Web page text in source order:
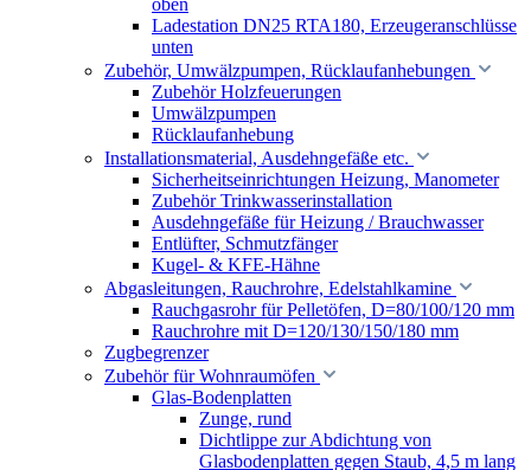
oben
Ladestation DN25 RTA180, Erzeugeranschlüsse
unten
Zubehör, Umwälzpumpen, Rücklaufanhebungen
Zubehör Holzfeuerungen
Umwälzpumpen
Rücklaufanhebung
Installationsmaterial, Ausdehngefäße etc.
Sicherheitseinrichtungen Heizung, Manometer
Zubehör Trinkwasserinstallation
Ausdehngefäße für Heizung / Brauchwasser
Entlüfter, Schmutzfänger
Kugel- & KFE-Hähne
Abgasleitungen, Rauchrohre, Edelstahlkamine
Rauchgasrohr für Pelletöfen, D=80/100/120 mm
Rauchrohre mit D=120/130/150/180 mm
Zugbegrenzer
Zubehör für Wohnraumöfen
Glas-Bodenplatten
Zunge, rund
Dichtlippe zur Abdichtung von
Glasbodenplatten gegen Staub, 4,5 m lang